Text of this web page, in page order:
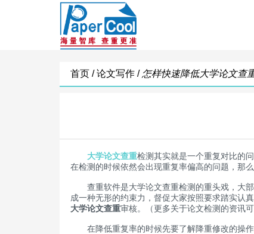
首页 /论文写作 / 怎样快速降低大学论文查
大学论文查重检测其实就是一个重复对比的
在检测的时候依然会出现重复率偏高的问题，那
查重软件是大学论文查重检测的重头戏，大部
成一种无形的约束力，督促大家按照要求踏实认
大学论文查重审核。（更多关于论文检测的资讯
在降低重复率的时候先要了解降重修改的操作